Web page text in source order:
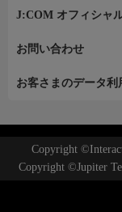
J:COM オフィシャ
お問い合わせ
お客さまのデータ利
Copyright
Copyright ©Jupiter